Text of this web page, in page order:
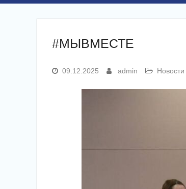
#МЫВМЕСТЕ
09.12.2025 admin Новости